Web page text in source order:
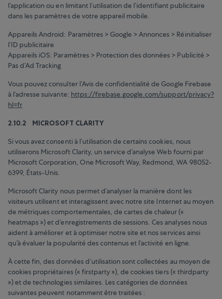
l’application ou en limitant l’utilisation de l’identifiant publicitaire
dans les paramètres de votre appareil mobile.
Appareils Android: Paramètres > Google > Annonces > Réinitialiser
l’ID publicitaire
Appareils iOS: Paramètres > Protection des données > Publicité >
Pas d’Ad Tracking
Vous pouvez consulter l’Avis de confidentialité de Google Firebase
à l’adresse suivante: https://firebase.google.com/support/privacy?
hl=fr
2.10.2 MICROSOFT CLARITY
Si vous avez consenti à l’utilisation de certains cookies, nous
utiliserons Microsoft Clarity, un service d’analyse Web fourni par
Microsoft Corporation, One Microsoft Way, Redmond, WA 98052-
6399, États-Unis.
Microsoft Clarity nous permet d’analyser la manière dont les
visiteurs utilisent et interagissent avec notre site Internet au moyen
de métriques comportementales, de cartes de chaleur («
heatmaps ») et d’enregistrements de sessions. Ces analyses nous
aident à améliorer et à optimiser notre site et nos services ainsi
qu’à évaluer la popularité des contenus et l’activité en ligne.
À cette fin, des données d’utilisation sont collectées au moyen de
cookies propriétaires (« firstparty »), de cookies tiers (« thirdparty
») et de technologies similaires. Les catégories de données
suivantes peuvent notamment être traitées :